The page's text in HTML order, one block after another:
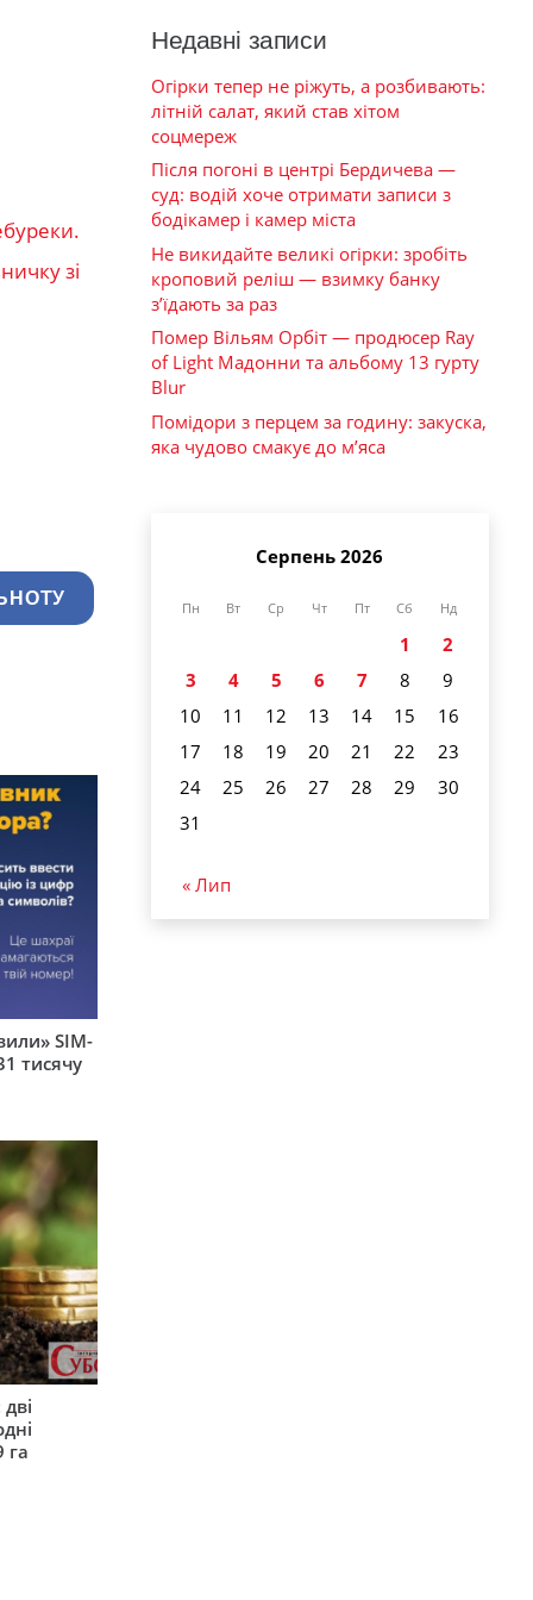
зі
SIM-
тисячу
га
Недавні записи
Огірки тепер не ріжуть, а розбивають:
літній салат, який став хітом
соцмереж
Після погоні в центрі Бердичева —
суд: водій хоче отримати записи з
бодікамер і камер міста
Не викидайте великі огірки: зробіть
кроповий реліш — взимку банку
з’їдають за раз
Помер Вільям Орбіт — продюсер Ray
of Light Мадонни та альбому 13 гурту
Blur
Помідори з перцем за годину: закуска,
яка чудово смакує до м’яса
Серпень 2026
Пн Вт Ср Чт Пт Сб Нд
1
2
3
4 5 6 7 8
9
10
11 12 13 14 15
16
17
18 19 20 21 22
23
24
25 26 27 28 29
30
31
« Лип